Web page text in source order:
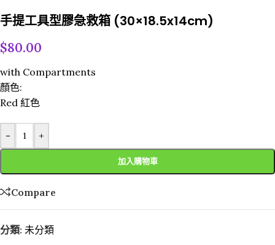
手提工具型膠急救箱 (30×18.5x14cm)
$80.00
with Compartments
顏色:
Red 紅色
- +
加入購物車
Compare
分類: 未分類